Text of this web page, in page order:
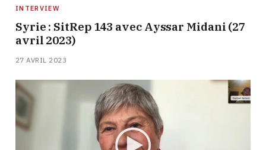
INTERVIEW
Syrie : SitRep 143 avec Ayssar Midani (27
avril 2023)
27 AVRIL 2023